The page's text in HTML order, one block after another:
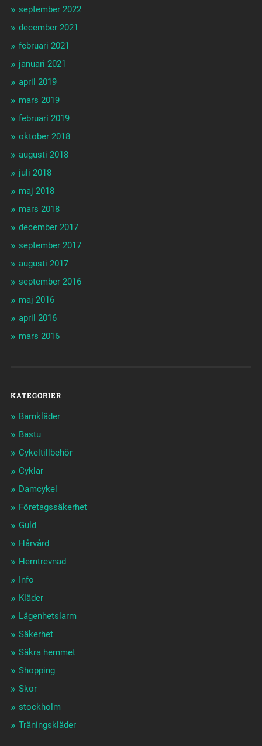
september 2022
december 2021
februari 2021
januari 2021
april 2019
mars 2019
februari 2019
oktober 2018
augusti 2018
juli 2018
maj 2018
mars 2018
december 2017
september 2017
augusti 2017
september 2016
maj 2016
april 2016
mars 2016
KATEGORIER
Barnkläder
Bastu
Cykeltillbehör
Cyklar
Damcykel
Företagssäkerhet
Guld
Hårvård
Hemtrevnad
Info
Kläder
Lägenhetslarm
Säkerhet
Säkra hemmet
Shopping
Skor
stockholm
Träningskläder